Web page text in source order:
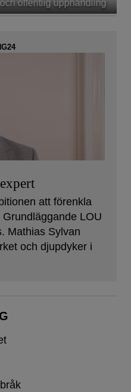
att förenkla
LOU
Mathias Sylvan
och djupdyker i